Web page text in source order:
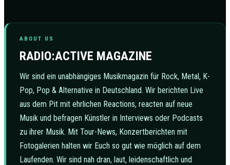
ABOUT US
RADIO:ACTIVE MAGAZINE
Wir sind ein unabhängiges Musikmagazin für Rock, Metal, K-
Pop, Pop & Alternative in Deutschland. Wir berichten Live
aus dem Pit mit ehrlichen Reactions, reacten auf neue
Musik und befragen Künstler in Interviews oder Podcasts
zu ihrer Musik. Mit Tour-News, Konzertberichten mit
Fotogalerien halten wir Euch so gut wie möglich auf dem
Laufenden. Wir sind nah dran, laut, leidenschaftlich und